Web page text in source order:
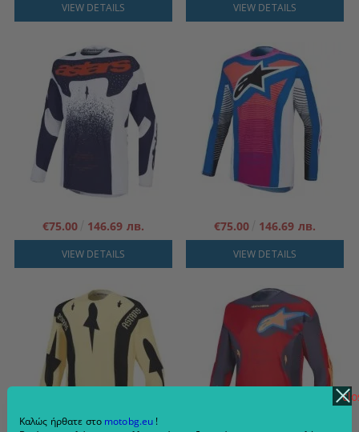
VIEW DETAILS VIEW DETAILS
€75.00 146.69 лв.
VIEW DETAILS
€75.00 146.69 лв.
VIEW DETAILS
Καλώς ήρθατε στο motobg.eu !